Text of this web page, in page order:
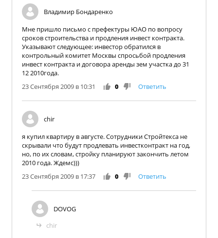
Владимир Бондаренко
Мне пришло письмо с префектуры ЮАО по вопросу
сроков строительства и продления инвест контракта.
Указывают следующее: инвестор обратился в
контрольный комитет Москвы спросьбой продления
инвест контракта и договора аренды зем участка до 31
12 2010года.
23 Сентября 2009 в 10:31
0 Ответить
chir
я купил квартиру в августе. Сотрудники Стройтекса не
скрывали что будут продлевать инвестконтракт на год,
но, по их словам, стройку планируют закончить летом
2010 года. Ждемс)))
23 Сентября 2009 в 17:37
0 Ответить
DOVOG
chir